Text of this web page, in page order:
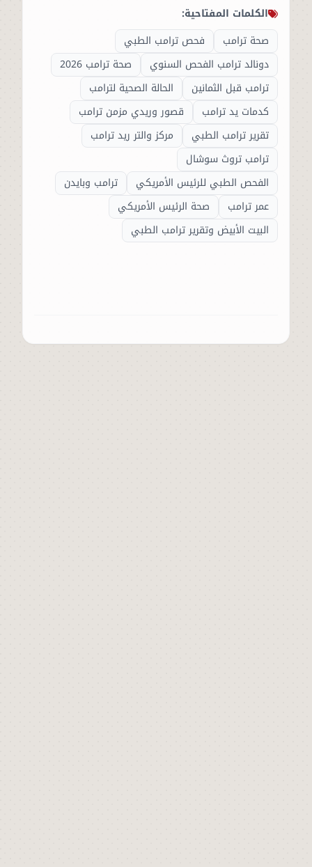
الكلمات المفتاحية:
صحة ترامب
فحص ترامب الطبي
دونالد ترامب الفحص السنوي
صحة ترامب 2026
ترامب قبل الثمانين
الحالة الصحية لترامب
كدمات يد ترامب
قصور وريدي مزمن ترامب
تقرير ترامب الطبي
مركز والتر ريد ترامب
ترامب تروث سوشال
الفحص الطبي للرئيس الأمريكي
ترامب وبايدن
عمر ترامب
صحة الرئيس الأمريكي
البيت الأبيض وتقرير ترامب الطبي